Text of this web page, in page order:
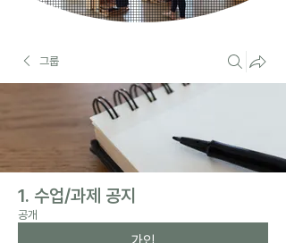
그룹
1. 수업/과제 공지
공개